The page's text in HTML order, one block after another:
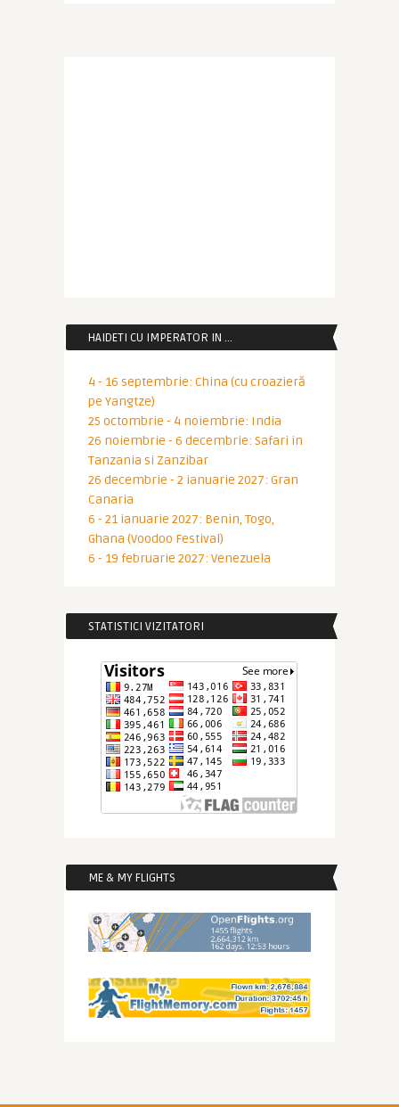
HAIDETI CU IMPERATOR IN …
4 - 16 septembrie: China (cu croazieră
pe Yangtze)
25 octombrie - 4 noiembrie: India
26 noiembrie - 6 decembrie: Safari in
Tanzania si Zanzibar
26 decembrie - 2 ianuarie 2027: Gran
Canaria
6 - 21 ianuarie 2027: Benin, Togo,
Ghana (Voodoo Festival)
6 - 19 februarie 2027: Venezuela
STATISTICI VIZITATORI
ME & MY FLIGHTS